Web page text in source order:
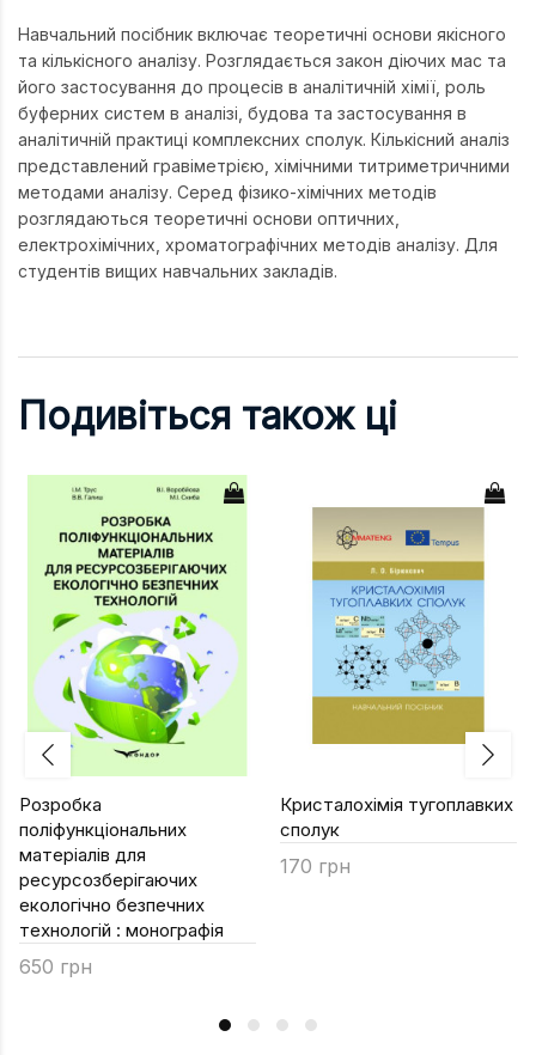
Навчальний посібник включає теоретичні основи якісного
та кількісного аналізу. Розглядається закон діючих мас та
його застосування до процесів в аналітичній хімії, роль
буферних систем в аналізі, будова та застосування в
аналітичній практиці комплексних сполук. Кількісний аналіз
представлений гравіметрією, хімічними титриметричними
методами аналізу. Серед фізико-хімічних методів
розглядаються теоретичні основи оптичних,
електрохімічних, хроматографічних методів аналізу. Для
студентів вищих навчальних закладів.
Подивіться також ці
Розробка
поліфункціональних
матеріалів для
ресурсозберігаючих
екологічно безпечних
технологій : монографія
650 грн
Кристалохімія тугоплавких
сполук
170 грн